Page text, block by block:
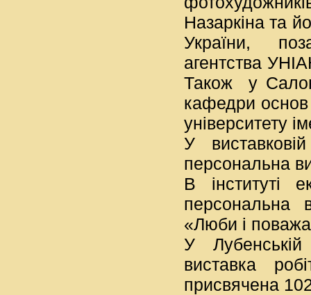
Назаркіна та
України,
агентства
Також у
кафедри основ
університету
У
персональна
В інституті
персональна
«Люби і
У Лубенській
виставка
присвячена